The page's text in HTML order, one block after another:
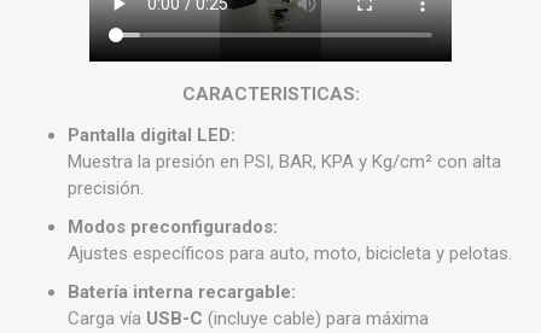
CARACTERISTICAS:
Pantalla digital LED:
Muestra la presión en PSI, BAR, KPA y Kg/cm² con alta
precisión.
Modos preconfigurados:
Ajustes específicos para auto, moto, bicicleta y pelotas.
Batería interna recargable:
Carga vía USB-C (incluye cable) para máxima